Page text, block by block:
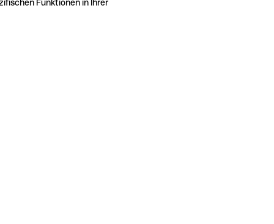
Funktionen in Ihrer